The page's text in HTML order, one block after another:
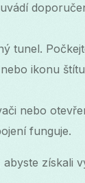
tunel.
ikonu
nebo
funguje.
získali